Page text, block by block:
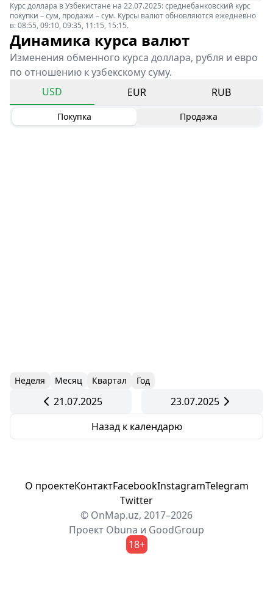
Курс доллара в Узбекистане на 22.07.2025: среднебанковский курс
покупки – сум, продажи – сум. Курсы валют обновляются ежедневно
в: 08:55, 09:10, 09:35, 11:15, 15:15.
Динамика курса валют
Изменения обменного курса доллара, рубля и евро
по отношению к узбекскому суму.
USD
EUR RUB
Покупка Продажа
Неделя Месяц Квартал Год
21.07.2025
23.07.2025
Назад к календарю
О проектеКонтактFacebookInstagramTelegram
Twitter
© OnMap.uz, 2017–2026
Проект Obuna и GoodGroup
18+